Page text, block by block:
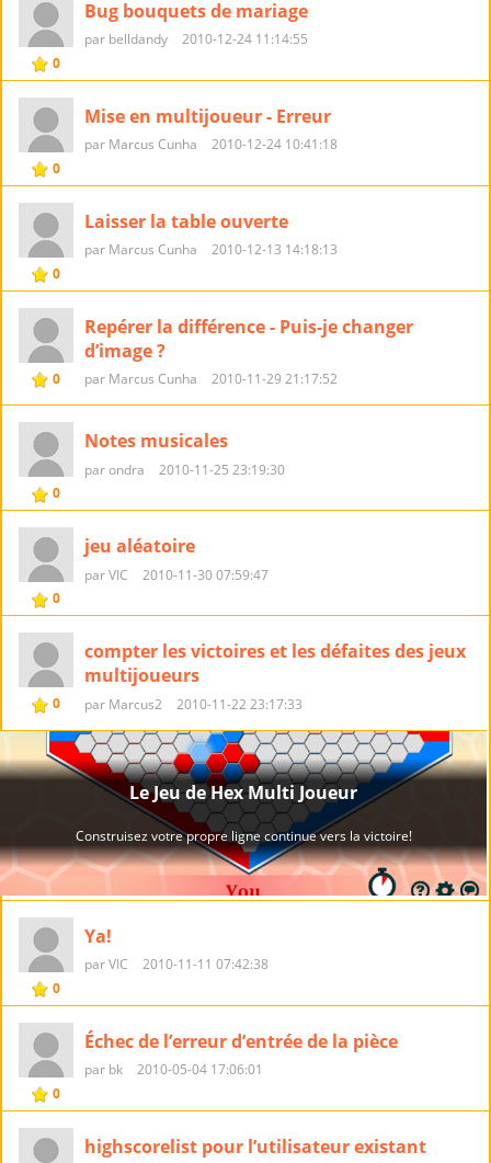
0
Bug bouquets de mariage
par belldandy 2010-12-24 11:14:55
0
Mise en multijoueur - Erreur
par Marcus Cunha 2010-12-24 10:41:18
0
Laisser la table ouverte
par Marcus Cunha 2010-12-13 14:18:13
0
Repérer la différence - Puis-je changer
d’image ?
par Marcus Cunha 2010-11-29 21:17:52
0
Notes musicales
par ondra 2010-11-25 23:19:30
0
jeu aléatoire
par VIC 2010-11-30 07:59:47
0
compter les victoires et les défaites des jeux
multijoueurs
par Marcus2 2010-11-22 23:17:33
0
Ya!
par VIC 2010-11-11 07:42:38
0
Échec de l’erreur d’entrée de la pièce
par bk 2010-05-04 17:06:01
highscorelist pour l’utilisateur existant